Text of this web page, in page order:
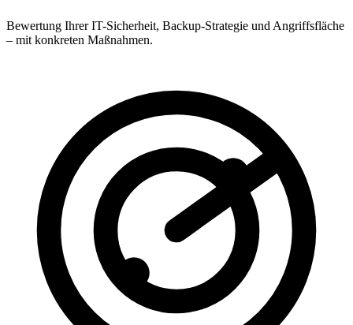
Bewertung Ihrer IT-Sicherheit, Backup-Strategie und Angriffsfläche
– mit konkreten Maßnahmen.